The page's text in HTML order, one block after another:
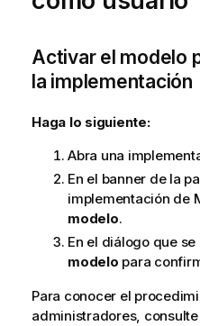
Activar el modelo
la implementación
Haga lo siguiente:
Abra una
En el banner de la
implementación de
modelo.
En el diálogo que
modelo para
Para conocer el
administradores, consulte